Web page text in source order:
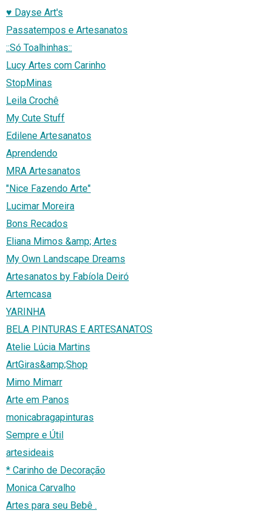
♥ Dayse Art's
Passatempos e Artesanatos
::Só Toalhinhas::
Lucy Artes com Carinho
StopMinas
Leila Crochê
My Cute Stuff
Edilene Artesanatos
Aprendendo
MRA Artesanatos
"Nice Fazendo Arte"
Lucimar Moreira
Bons Recados
Eliana Mimos &amp; Artes
My Own Landscape Dreams
Artesanatos by Fabíola Deiró
Artemcasa
YARINHA
BELA PINTURAS E ARTESANATOS
Atelie Lúcia Martins
ArtGiras&amp;Shop
Mimo Mimarr
Arte em Panos
monicabragapinturas
Sempre e Útil
artesideais
* Carinho de Decoração
Monica Carvalho
Artes para seu Bebê .